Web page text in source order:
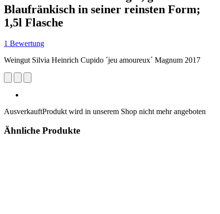
Blaufränkisch in seiner reinsten Form;
1,5l Flasche
1 Bewertung
Weingut Silvia Heinrich Cupido ´jeu amoureux´ Magnum 2017
AusverkauftProdukt wird in unserem Shop nicht mehr angeboten
Ähnliche Produkte